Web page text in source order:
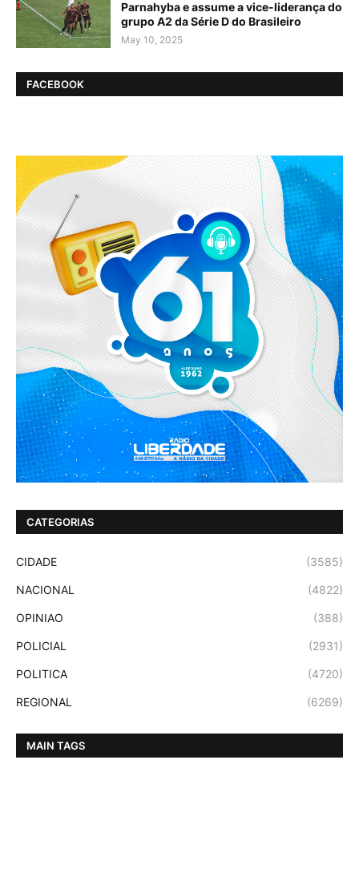
Parnahyba e assume a vice-liderança do
grupo A2 da Série D do Brasileiro
May 10, 2025
FACEBOOK
CATEGORIAS
CIDADE (3585)
NACIONAL (4822)
OPINIAO (388)
POLICIAL (2931)
POLITICA (4720)
REGIONAL (6269)
MAIN TAGS